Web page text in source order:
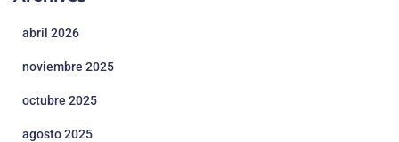
abril 2026
noviembre 2025
octubre 2025
agosto 2025